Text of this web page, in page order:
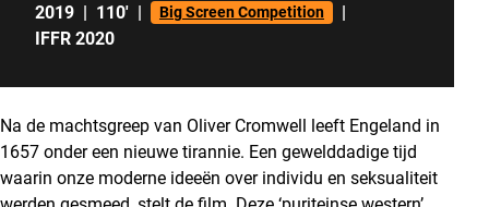
2019 | 110' | Big Screen Competition
|
IFFR 2020
Na de machtsgreep van Oliver Cromwell leeft Engeland in
1657 onder een nieuwe tirannie. Een gewelddadige tijd
waarin onze moderne ideeën over individu en seksualiteit